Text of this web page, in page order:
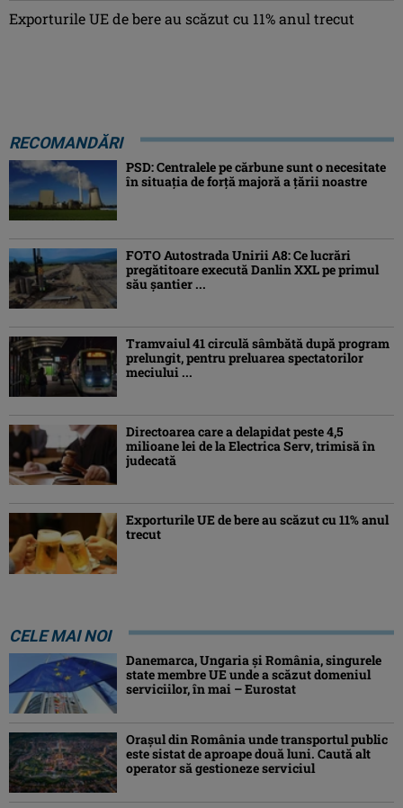
Exporturile UE de bere au scăzut cu 11% anul trecut
RECOMANDĂRI
PSD: Centralele pe cărbune sunt o necesitate
în situaţia de forţă majoră a ţării noastre
FOTO Autostrada Unirii A8: Ce lucrări
pregătitoare execută Danlin XXL pe primul
său șantier ...
Tramvaiul 41 circulă sâmbătă după program
prelungit, pentru preluarea spectatorilor
meciului ...
Directoarea care a delapidat peste 4,5
milioane lei de la Electrica Serv, trimisă în
judecată
Exporturile UE de bere au scăzut cu 11% anul
trecut
CELE MAI NOI
Danemarca, Ungaria şi România, singurele
state membre UE unde a scăzut domeniul
serviciilor, în mai – Eurostat
Orașul din România unde transportul public
este sistat de aproape două luni. Caută alt
operator să gestioneze serviciul